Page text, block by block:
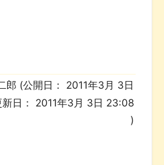
郎 (公開日： 2011年3月 3日
日： 2011年3月 3日 23:08
)